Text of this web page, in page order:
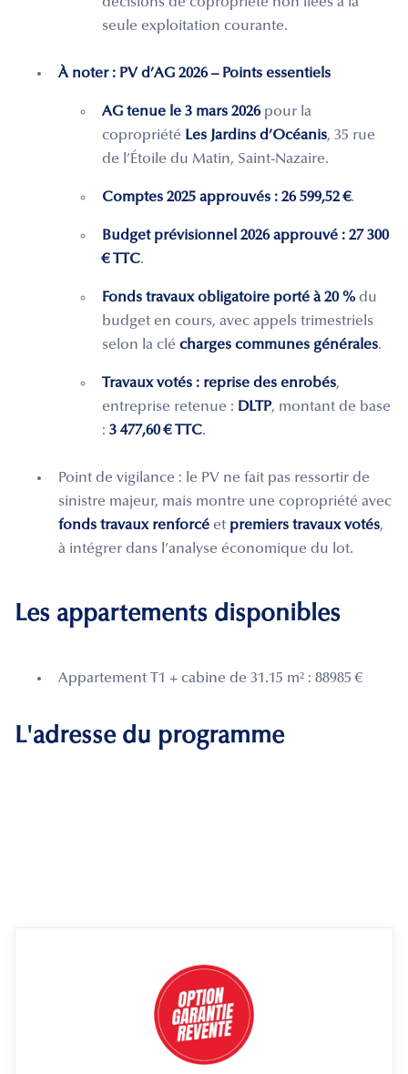
seule exploitation courante.
À noter : PV d’AG 2026 – Points essentiels
AG tenue le 3 mars 2026pour la
copropriété Les Jardins d’Océanis, 35 rue
de l’Étoile du Matin, Saint-Nazaire.
Comptes 2025 approuvés : 26 599,52 €.
Budget prévisionnel 2026 approuvé : 27 300
€ TTC.
Fonds travaux obligatoire porté à 20 % du
budget en cours, avec appels trimestriels
selon la clé charges communes générales.
Travaux votés : reprise des enrobés,
entreprise retenue : DLTP, montant de base
: 3 477,60 € TTC.
Point de vigilance : le PV ne fait pas ressortir de
sinistre majeur, mais montre une copropriété avec
fonds travaux renforcé et premiers travaux votés,
à intégrer dans l’analyse économique du lot.
Les appartements disponibles
Appartement T1 + cabine de 31.15 m² : 88985 €
L'adresse du programme